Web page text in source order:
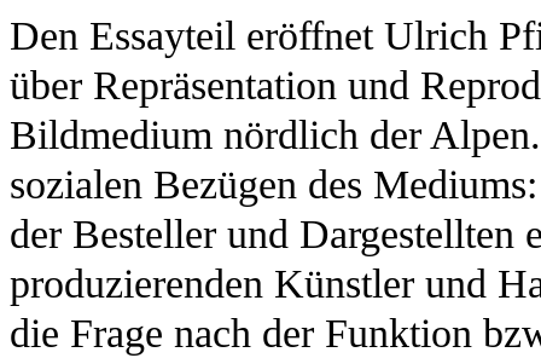
Den Essayteil eröffnet Ulrich
über Repräsentation und
Bildmedium nördlich der
sozialen Bezügen des
der Besteller und Dargestellten
produzierenden Künstler und
die Frage nach der Funktion